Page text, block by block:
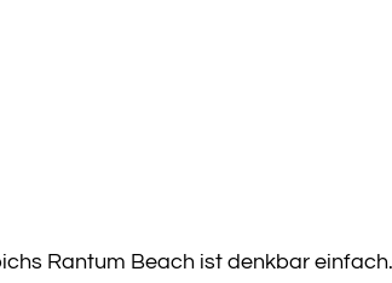
Rantum Beach ist denkbar